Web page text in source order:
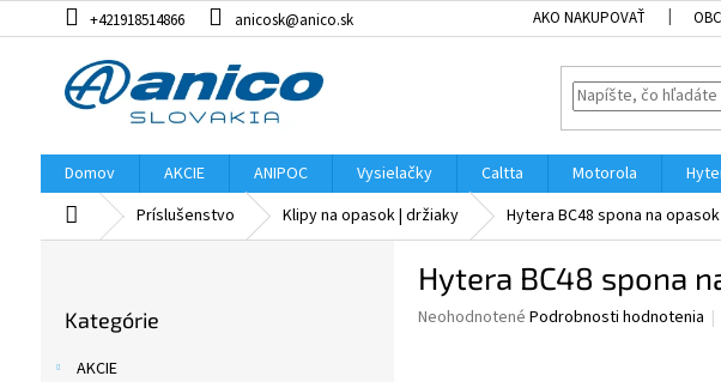
na
+421918514866 anicosk@anico.sk AKO NAKUPOVAŤ
Domov AKCIE ANIPOC Vysielačky Caltta Motorola
DomovPríslušenstvo Klipy na opasok | držiaky Hytera BC48 spona na
kategórie
Kategórie
AKCIE
Hytera BC48 spona
Priemerné
Neohodnotené Podrobnosti hodnotenia